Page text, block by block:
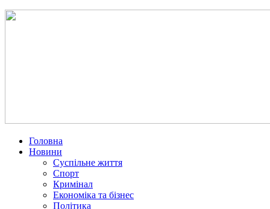
Головна
Новини
Суспільне життя
Спорт
Кримінал
Економіка та бізнес
Політика